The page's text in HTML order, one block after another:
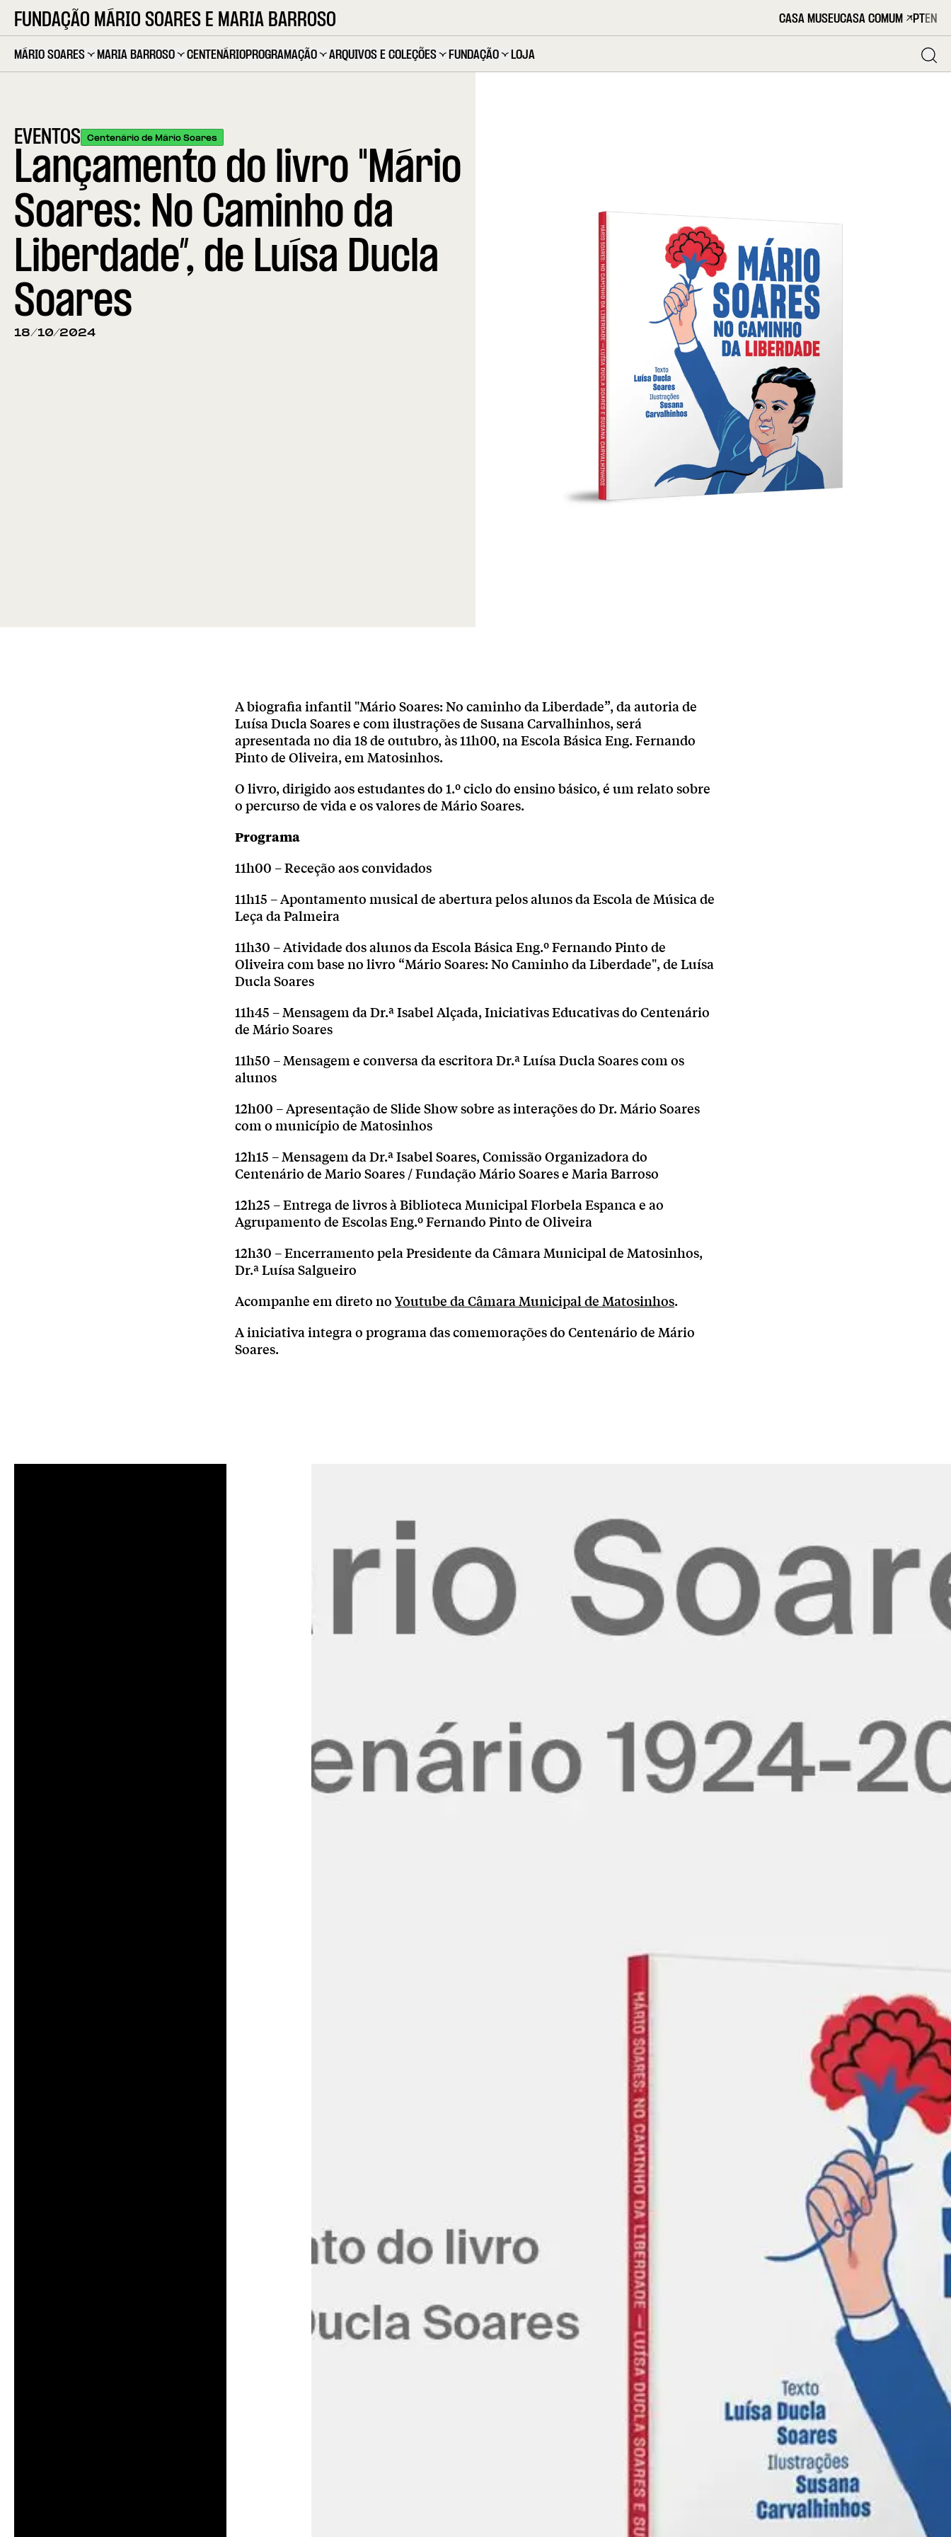
FUNDAÇÃO MÁRIO SOARES E MARIA BARROSO CASA MUSEUCASA COMUM PTEN
MÁRIO SOARES MARIA BARROSO CENTENÁRIOPROGRAMAÇÃO ARQUIVOS E COLEÇÕES FUNDAÇÃO LOJA
EVENTOS Centenário de Mário Soares
Lançamento do livro "Mário
Soares: No Caminho da
Liberdade”, de Luísa Ducla
Soares
18/10/2024
A biografia infantil "Mário Soares: No caminho da Liberdade”, da autoria de
Luísa Ducla Soares e com ilustrações de Susana Carvalhinhos, será
apresentada no dia 18 de outubro, às 11h00, na Escola Básica Eng. Fernando
Pinto de Oliveira, em Matosinhos.
O livro, dirigido aos estudantes do 1.º ciclo do ensino básico, é um relato sobre
o percurso de vida e os valores de Mário Soares.
Programa
11h00 – Receção aos convidados
11h15 – Apontamento musical de abertura pelos alunos da Escola de Música de
Leça da Palmeira
11h30 – Atividade dos alunos da Escola Básica Eng.º Fernando Pinto de
Oliveira com base no livro “Mário Soares: No Caminho da Liberdade", de Luísa
Ducla Soares
11h45 – Mensagem da Dr.ª Isabel Alçada, Iniciativas Educativas do Centenário
de Mário Soares
11h50 – Mensagem e conversa da escritora Dr.ª Luísa Ducla Soares com os
alunos
12h00 – Apresentação de Slide Show sobre as interações do Dr. Mário Soares
com o município de Matosinhos
12h15 – Mensagem da Dr.ª Isabel Soares, Comissão Organizadora do
Centenário de Mario Soares / Fundação Mário Soares e Maria Barroso
12h25 – Entrega de livros à Biblioteca Municipal Florbela Espanca e ao
Agrupamento de Escolas Eng.º Fernando Pinto de Oliveira
12h30 – Encerramento pela Presidente da Câmara Municipal de Matosinhos,
Dr.ª Luísa Salgueiro
Acompanhe em direto no Youtube da Câmara Municipal de Matosinhos.
A iniciativa integra o programa das comemorações do Centenário de Mário
Soares.